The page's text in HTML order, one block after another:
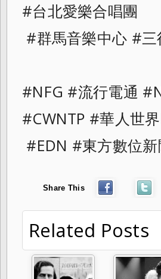
#台北愛樂合唱團
#群馬音樂中心 #
#NFG #流行電通
#CWNTP #華人世
#EDN #東方數位
Share This
Related Posts